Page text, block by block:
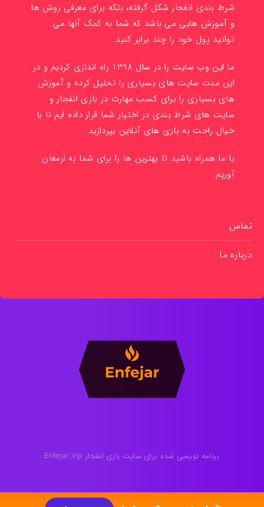
شرط بندی انفجار شکل گرفته، بلکه برای معرفی روش ها
و آموزش هایی می باشد که شما به کمک آنها می
توانید پول خود را چند برابر کنید.
ما این وب سایت را در سال 1398 راه اندازی کردیم و در
این مدت سایت های بسیاری را تحلیل کرده و آموزش
های بسیاری را برای کسب مهارت در بازی انفجار و
سایت های شرط بندی در اختیار شما قرار داده ایم تا با
خیال راحت به بازی های آنلاین بپردازید.
با ما همراه باشید تا بهترین ها را برای شما به ارمغان
آوریم.
تماس
درباره ما
برنامه نویسی شده برای سایت بازی انفجار Enfejar.Vip